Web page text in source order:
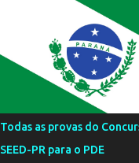
Atividades online de
- 1º Trimestre - 6º
Trabalho de História
ano - 1º bimestre/2018
março
1º bimestre/2018
Todas as provas do
SEED-PR para o PDE